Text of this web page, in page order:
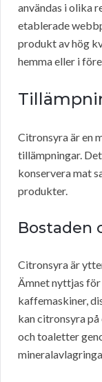
användas i olika
etablerade
produkt av hög
hemma eller i
Citronsyra är en
tillämpningar.
konservera mat
produkter.
Bostaden
Citronsyra är
Ämnet nyttjas
kaffemaskiner,
kan citronsyra
och toaletter